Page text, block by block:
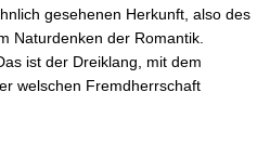
gesehenen Herkunft, also des
Naturdenken der Romantik.
ist der Dreiklang, mit dem
welschen Fremdherrschaft